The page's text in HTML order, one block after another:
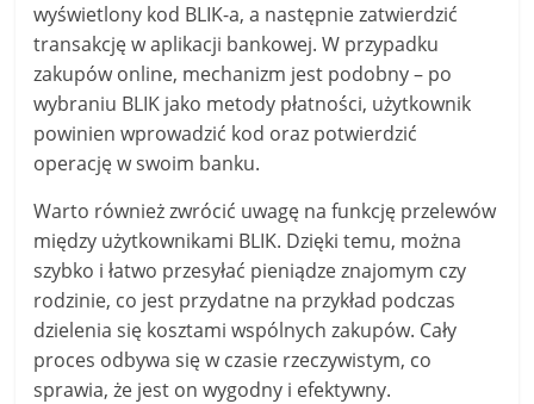
wyświetlony kod BLIK-a, a następnie zatwierdzić
transakcję w aplikacji bankowej. W przypadku
zakupów online, mechanizm jest podobny – po
wybraniu BLIK jako metody płatności, użytkownik
powinien wprowadzić kod oraz potwierdzić
operację w swoim banku.
Warto również zwrócić uwagę na funkcję przelewów
między użytkownikami BLIK. Dzięki temu, można
szybko i łatwo przesyłać pieniądze znajomym czy
rodzinie, co jest przydatne na przykład podczas
dzielenia się kosztami wspólnych zakupów. Cały
proces odbywa się w czasie rzeczywistym, co
sprawia, że jest on wygodny i efektywny.